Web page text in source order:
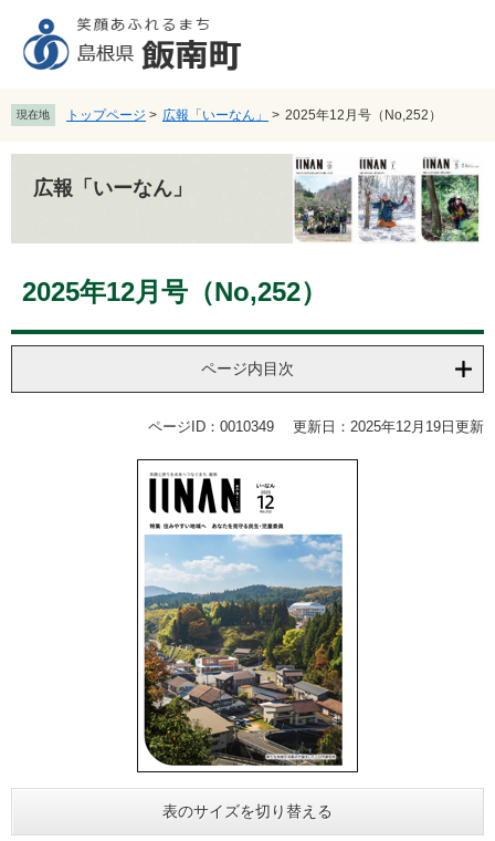
先
頭
で
を
飛
ば
文
現在地 トップページ > 広報「いーなん」 > 2025年12月号（No,252）
広報「いーなん」
文2025年12月号（No,252）
ページ内目次
ページID：0010349 更新日：2025年12月19日更新
表のサイズを切り替える